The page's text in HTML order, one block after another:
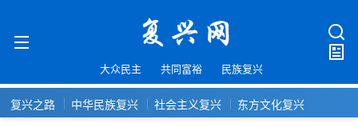
大众民主 共同富裕 民族复兴
复兴之路 中华民族复兴 社会主义复兴 东方文化复兴